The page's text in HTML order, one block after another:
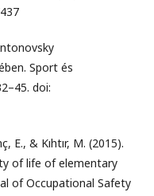
Sport és
doi:
E., & Kıhtır, M. (2015).
of life of elementary
of Occupational Safety